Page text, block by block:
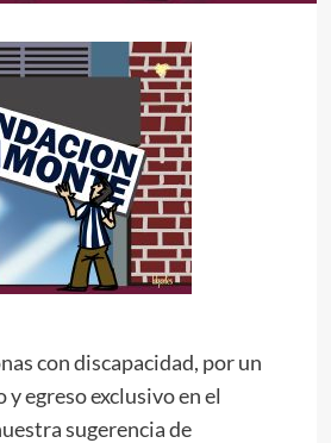
con discapacidad, por un
y egreso exclusivo en el
sugerencia de